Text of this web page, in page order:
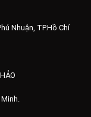
Nhuận, TP.Hồ Chí